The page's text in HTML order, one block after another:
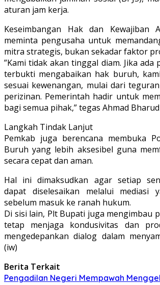
aturan jam kerja.
​Keseimbangan Hak dan Kewajiban
meminta pengusaha untuk
mitra strategis, bukan sekadar faktor
​”Kami tidak akan tinggal diam. Jika ada
terbukti mengabaikan hak buruh,
sesuai kewenangan, mulai dari
perizinan. Pemerintah hadir untuk
bagi semua pihak,” tegas Ahmad
​Langkah Tindak Lanjut
​Pemkab juga berencana membuka
Buruh yang lebih aksesibel guna
secara cepat dan aman.
Hal ini dimaksudkan agar setiap
dapat diselesaikan melalui mediasi
sebelum masuk ke ranah hukum.
​Di sisi lain, Plt Bupati juga mengimbau
tetap menjaga kondusivitas dan
mengedepankan dialog dalam
(iw)
Berita Terkait
Pengadilan Negeri Mempawah